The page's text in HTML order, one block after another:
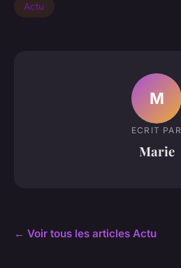
Actu
M
ECRIT PAR
Marie
← Voir tous les articles Actu